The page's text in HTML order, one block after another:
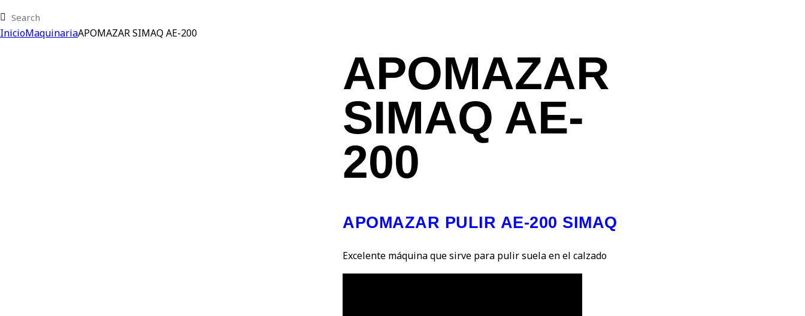
InicioMaquinariaAPOMAZAR SIMAQ AE-200
APOMAZAR
SIMAQ AE-
200
APOMAZAR PULIR AE-200 SIMAQ
Excelente máquina que sirve para pulir suela en el calzado